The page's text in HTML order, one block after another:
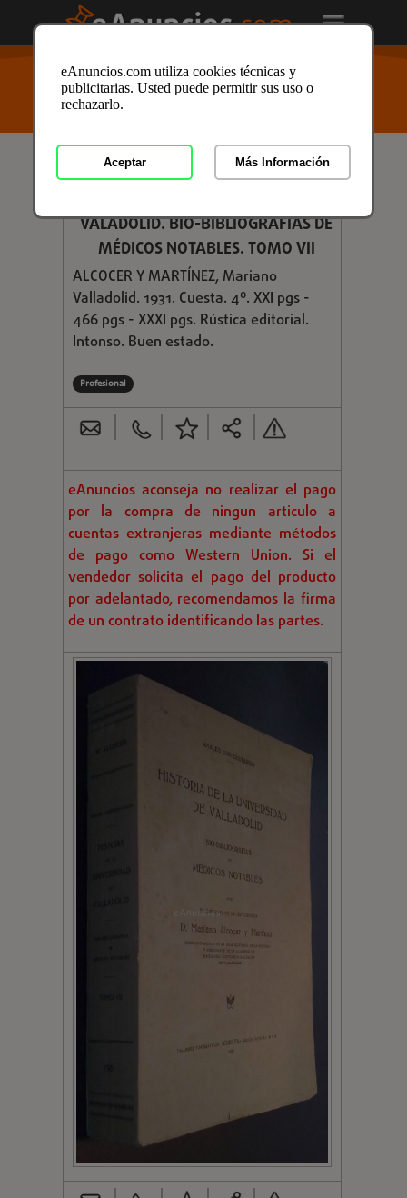
USTED ESTÁ AQUÍ>Anuncios clasificados/Formación
y Libros/Libros y Mas/Libros de Texto/Libros de
Texto en Girona/ Anuncio ID: 3328659
€ 6,00
VALADOLID. BIO-BIBLIOGRAFÍAS DE
MÉDICOS NOTABLES. TOMO VII
ALCOCER Y MARTÍNEZ, Mariano
Valladolid. 1931. Cuesta. 4º. XXI pgs -
466 pgs - XXXI pgs. Rústica editorial.
Intonso. Buen estado.
Profesional
eAnuncios aconseja no realizar el pago
por la compra de ningun articulo a
cuentas extranjeras mediante métodos
de pago como Western Union. Si el
vendedor solicita el pago del producto
por adelantado, recomendamos la firma
de un contrato identificando las partes.
eAnuncios.com utiliza cookies técnicas y
publicitarias. Usted puede permitir sus uso o
rechazarlo.
Aceptar Más Información